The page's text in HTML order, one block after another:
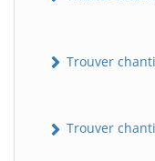
Trouver
Trouver